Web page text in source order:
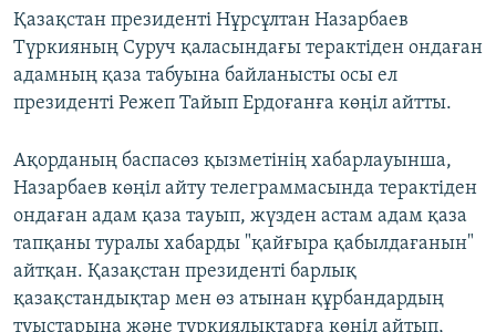
Қазақстан президенті Нұрсұлтан Назарбаев
Түркияның Суруч қаласындағы терактіден ондаған
адамның қаза табуына байланысты осы ел
президенті Режеп Тайып Ердоғанға көңіл айтты.
Ақорданың баспасөз қызметінің хабарлауынша,
Назарбаев көңіл айту телеграммасында терактіден
ондаған адам қаза тауып, жүзден астам адам қаза
тапқаны туралы хабарды "қайғыра қабылдағанын"
айтқан.​ Қазақстан президенті барлық
қазақстандықтар мен өз атынан құрбандардың
туыстарына және түркиялықтарға көңіл айтып,